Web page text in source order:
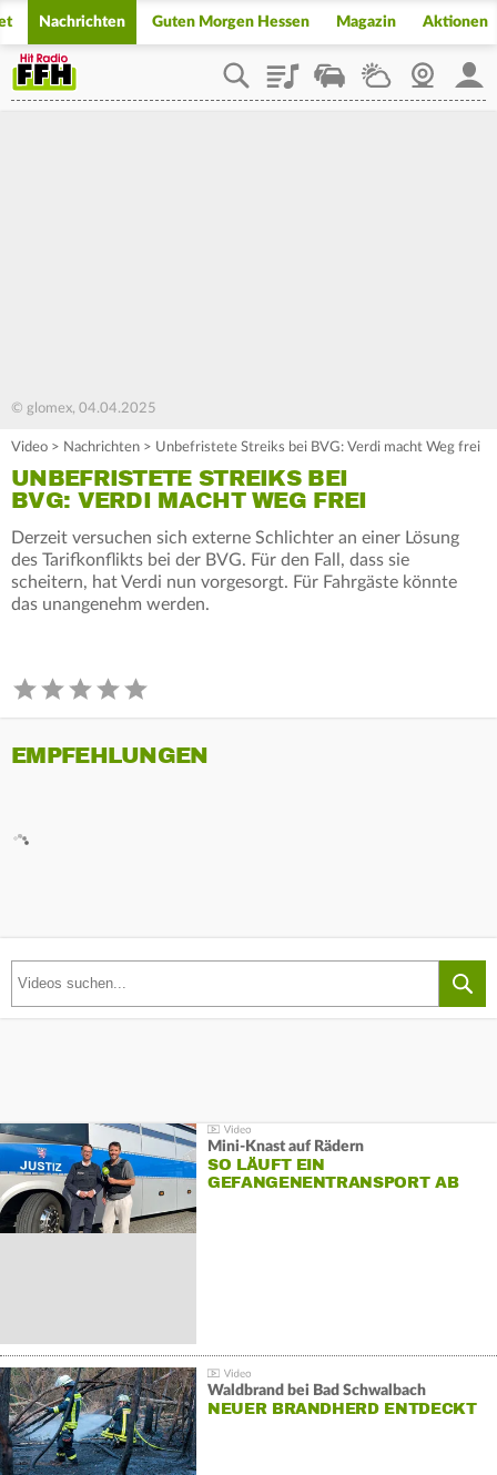
Nachrichten Guten Morgen Hessen Magazin Aktionen
PlaylistStaupilotWetterWebcam
© glomex, 04.04.2025
Video > Nachrichten > Unbefristete Streiks bei BVG: Verdi macht Weg frei
UNBEFRISTETE STREIKS BEI
BVG: VERDI MACHT WEG FREI
Derzeit versuchen sich externe Schlichter an einer Lösung
des Tarifkonflikts bei der BVG. Für den Fall, dass sie
scheitern, hat Verdi nun vorgesorgt. Für Fahrgäste könnte
das unangenehm werden.
EMPFEHLUNGEN
Mini-Knast auf Rädern
SO LÄUFT EIN
GEFANGENENTRANSPORT AB
Waldbrand bei Bad Schwalbach
NEUER BRANDHERD ENTDECKT